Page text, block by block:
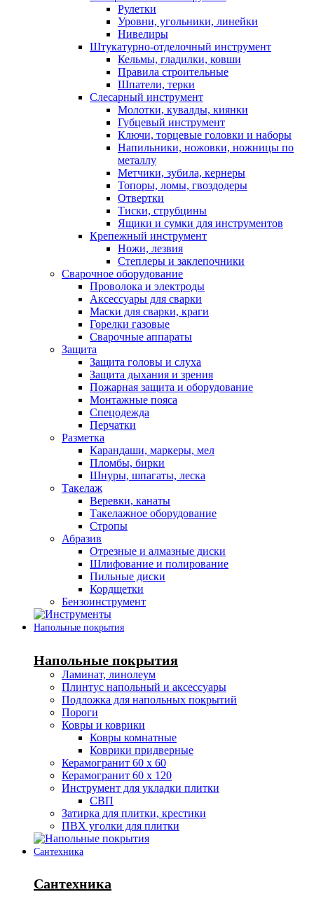
Рулетки
Уровни, угольники, линейки
Нивелиры
Штукатурно-отделочный инструмент
Кельмы, гладилки, ковши
Правила строительные
Шпатели, терки
Слесарный инструмент
Молотки, кувалды, киянки
Губцевый инструмент
Ключи, торцевые головки и наборы
Напильники, ножовки, ножницы по
металлу
Метчики, зубила, кернеры
Топоры, ломы, гвоздодеры
Отвертки
Тиски, струбцины
Ящики и сумки для инструментов
Крепежный инструмент
Ножи, лезвия
Степлеры и заклепочники
Сварочное оборудование
Проволока и электроды
Аксессуары для сварки
Маски для сварки, краги
Горелки газовые
Сварочные аппараты
Защита
Защита головы и слуха
Защита дыхания и зрения
Пожарная защита и оборудование
Монтажные пояса
Спецодежда
Перчатки
Разметка
Карандаши, маркеры, мел
Пломбы, бирки
Шнуры, шпагаты, леска
Такелаж
Веревки, канаты
Такелажное оборудование
Стропы
Абразив
Отрезные и алмазные диски
Шлифование и полирование
Пильные диски
Кордщетки
Бензоинструмент
Напольные покрытия
Напольные покрытия
Ламинат, линолеум
Плинтус напольный и аксессуары
Подложка для напольных покрытий
Пороги
Ковры и коврики
Ковры комнатные
Коврики придверные
Керамогранит 60 х 60
Керамогранит 60 х 120
Инструмент для укладки плитки
СВП
Затирка для плитки, крестики
ПВХ уголки для плитки
Сантехника
Сантехника